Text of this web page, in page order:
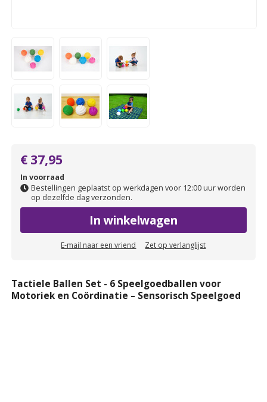
€ 37,95
In voorraad
Bestellingen geplaatst op werkdagen voor 12:00 uur worden
op dezelfde dag verzonden.
In winkelwagen
E-mail naar een vriend Zet op verlanglijst
Tactiele Ballen Set - 6 Speelgoedballen voor
Motoriek en Coördinatie – Sensorisch Speelgoed